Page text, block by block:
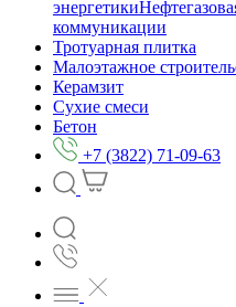
энергетики
коммуникации
Тротуарная плитка
Малоэтажное
Керамзит
Сухие смеси
Бетон
+7 (3822) 71-09-63